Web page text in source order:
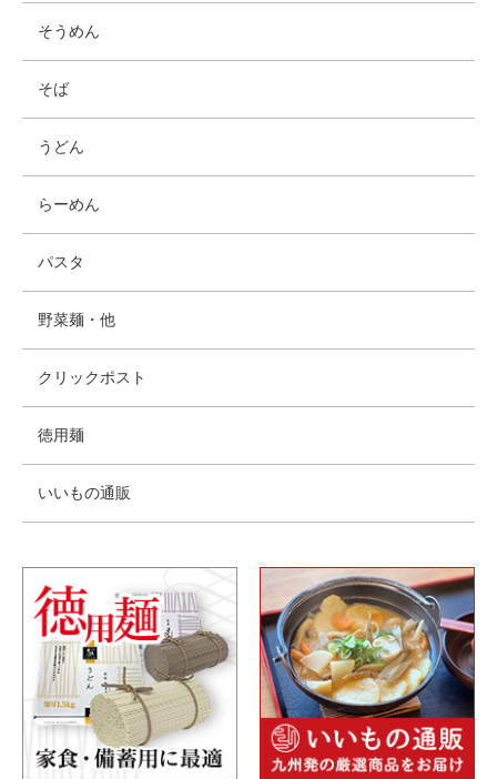
そうめん
そば
うどん
らーめん
パスタ
野菜麺・他
クリックポスト
徳用麺
いいもの通販